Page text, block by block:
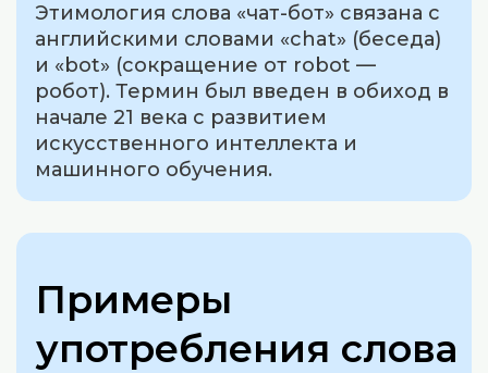
Этимология слова «чат-бот» связана с
английскими словами «chat» (беседа)
и «bot» (сокращение от robot —
робот). Термин был введен в обиход в
начале 21 века с развитием
искусственного интеллекта и
машинного обучения.
Примеры
употребления слова